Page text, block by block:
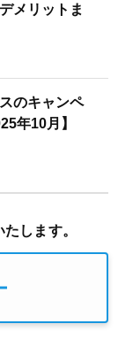
メリットま
のキャンペ
年10月】
します。